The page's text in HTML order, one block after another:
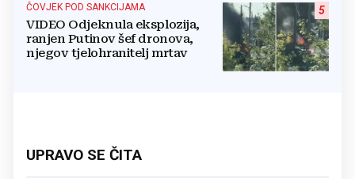
5
ČOVJEK POD SANKCIJAMA
VIDEO Odjeknula eksplozija,
ranjen Putinov šef dronova,
njegov tjelohranitelj mrtav
UPRAVO SE ČITA